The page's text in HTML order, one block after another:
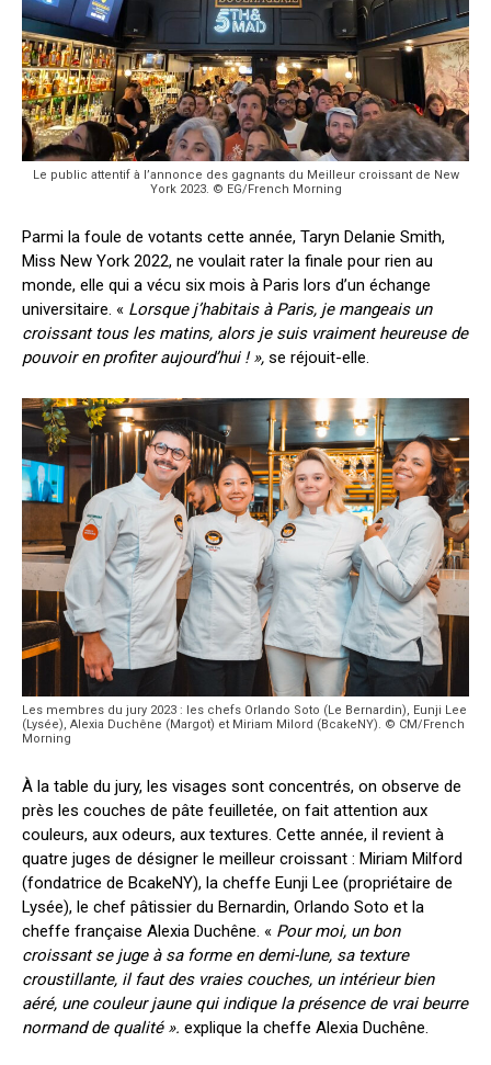
Le public attentif à l’annonce des gagnants du Meilleur croissant de New
York 2023. © EG/French Morning
Parmi la foule de votants cette année, Taryn Delanie Smith,
Miss New York 2022, ne voulait rater la finale pour rien au
monde, elle qui a vécu six mois à Paris lors d’un échange
universitaire. « Lorsque j’habitais à Paris, je mangeais un
croissant tous les matins, alors je suis vraiment heureuse de
pouvoir en profiter aujourd’hui ! », se réjouit-elle.
Les membres du jury 2023 : les chefs Orlando Soto (Le Bernardin), Eunji Lee
(Lysée), Alexia Duchêne (Margot) et Miriam Milord (BcakeNY). © CM/French
Morning
À la table du jury, les visages sont concentrés, on observe de
près les couches de pâte feuilletée, on fait attention aux
couleurs, aux odeurs, aux textures. Cette année, il revient à
quatre juges de désigner le meilleur croissant : Miriam Milford
(fondatrice de BcakeNY), la cheffe Eunji Lee (propriétaire de
Lysée), le chef pâtissier du Bernardin, Orlando Soto et la
cheffe française Alexia Duchêne. « Pour moi, un bon
croissant se juge à sa forme en demi-lune, sa texture
croustillante, il faut des vraies couches, un intérieur bien
aéré, une couleur jaune qui indique la présence de vrai beurre
normand de qualité ». explique la cheffe Alexia Duchêne.